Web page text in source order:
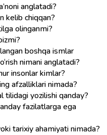
anglatadi?
kelib chiqqan?
olinganmi?
boshqa ismlar
nimani anglatadi?
insonlar kimlar?
afzalliklari nimada?
tilidagi yozilishi qanday?
fazilatlarga ega
tarixiy ahamiyati nimada?